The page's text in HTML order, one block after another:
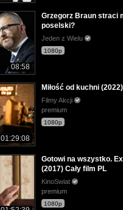
08:58
Grzegorz Braun straci
poselski?
Jeden z Wielu
1080p
01:29:08
Miłość od kuchni
Filmy Akcji
premium
1080p
Gotowi na wszystko.
(2017) Cały film PL
KinoSwiat
premium
1080p